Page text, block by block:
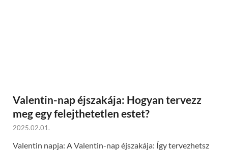
Valentin-nap éjszakája: Hogyan tervezz
meg egy felejthetetlen estet?
2025.02.01.
Valentin napja: A Valentin-nap éjszakája: Így tervezhetsz